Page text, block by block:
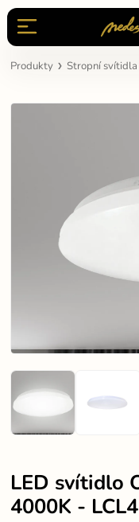
Produkty Stropní svítidla
LED svítidlo
4000K -